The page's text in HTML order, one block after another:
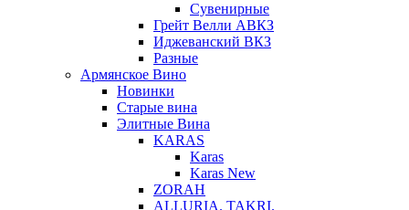
Сувенирные
Грейт Велли АВКЗ
Иджеванский ВКЗ
Разные
Армянское Вино
Новинки
Старые вина
Элитные Вина
KARAS
Karas
Karas New
ZORAH
ALLURIA. TAKRI.